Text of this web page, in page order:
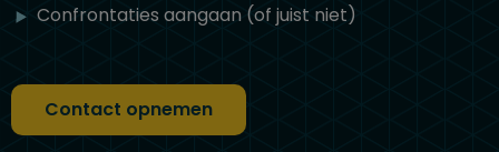
Confrontaties aangaan (of juist niet)
Contact opnemen